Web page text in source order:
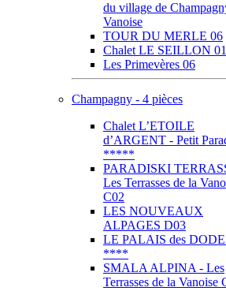
du village de
Vanoise
TOUR DU MERLE 06
Chalet LE SEILLON 01
Les Primevères 06
Champagny - 4 pièces
Chalet L’ETOILE
d’ARGENT - Petit
*****
PARADISKI
Les Terrasses de la
C02
LES NOUVEAUX
ALPAGES D03
LE PALAIS des
****
SMALA ALPINA - Les
Terrasses de la Vanoise